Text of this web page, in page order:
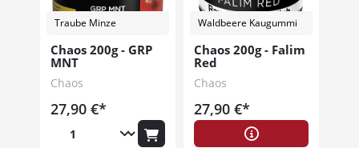
Traube Minze
Chaos 200g - GRP
MNT
Chaos
27,90 €*
Waldbeere Kaugummi
Chaos 200g - Falim
Red
Chaos
27,90 €*